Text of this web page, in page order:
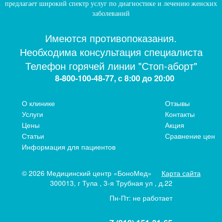
Записаться
Ваш телефон (обязательно)
Сообщение
Согласен с правилами обработки персональных
политике конфиденциальности
Введите код с картинки:
Записаться на ультразвуковое исследование Вы
+7 (4872) 24-66-36
8-910-151-3165
предлагает широкий спектр услуг по диагностике и лечению женских
заболеваний
Имеются противопоказания.
Необходима консультация специалиста
Телефон горячей линии "Стоп-аборт"
8-800-100-48-77, с 8:00 до 20:00
О клинике
Услуги
Цены
Статьи
Информация для пациентов
Отзывы
Контакты
Акция
Сравнение цен
© 2026 Медицинский центр «БоноМед»
Карта сайта
300013, г Тула , 3-я Трубная ул , д.22
Пн-Пт: не работает